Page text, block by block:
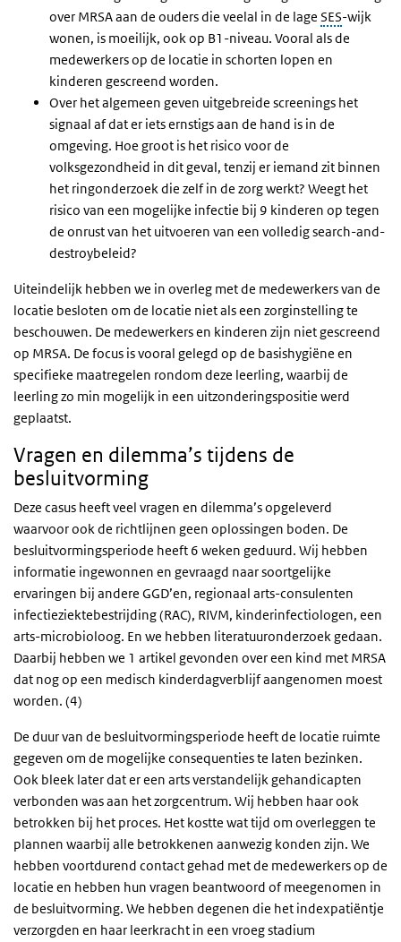
over MRSA aan de ouders die veelal in de lage SES-wijk
wonen, is moeilijk, ook op B1-niveau. Vooral als de
medewerkers op de locatie in schorten lopen en
kinderen gescreend worden.
Over het algemeen geven uitgebreide screenings het
signaal af dat er iets ernstigs aan de hand is in de
omgeving. Hoe groot is het risico voor de
volksgezondheid in dit geval, tenzij er iemand zit binnen
het ringonderzoek die zelf in de zorg werkt? Weegt het
risico van een mogelijke infectie bij 9 kinderen op tegen
de onrust van het uitvoeren van een volledig search-and-
destroybeleid?
Uiteindelijk hebben we in overleg met de medewerkers van de
locatie besloten om de locatie niet als een zorginstelling te
beschouwen. De medewerkers en kinderen zijn niet gescreend
op MRSA. De focus is vooral gelegd op de basishygiëne en
specifieke maatregelen rondom deze leerling, waarbij de
leerling zo min mogelijk in een uitzonderingspositie werd
geplaatst.
Vragen en dilemma’s tijdens de
besluitvorming
Deze casus heeft veel vragen en dilemma’s opgeleverd
waarvoor ook de richtlijnen geen oplossingen boden. De
besluitvormingsperiode heeft 6 weken geduurd. Wij hebben
informatie ingewonnen en gevraagd naar soortgelijke
ervaringen bij andere GGD’en, regionaal arts-consulenten
infectieziektebestrijding (RAC), RIVM, kinderinfectiologen, een
arts-microbioloog. En we hebben literatuuronderzoek gedaan.
Daarbij hebben we 1 artikel gevonden over een kind met MRSA
dat nog op een medisch kinderdagverblijf aangenomen moest
worden. (4)
De duur van de besluitvormingsperiode heeft de locatie ruimte
gegeven om de mogelijke consequenties te laten bezinken.
Ook bleek later dat er een arts verstandelijk gehandicapten
verbonden was aan het zorgcentrum. Wij hebben haar ook
betrokken bij het proces. Het kostte wat tijd om overleggen te
plannen waarbij alle betrokkenen aanwezig konden zijn. We
hebben voortdurend contact gehad met de medewerkers op de
locatie en hebben hun vragen beantwoord of meegenomen in
de besluitvorming. We hebben degenen die het indexpatiëntje
verzorgden en haar leerkracht in een vroeg stadium